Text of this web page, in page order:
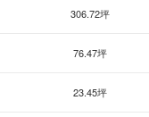
306.72坪
76.47坪
23.45坪